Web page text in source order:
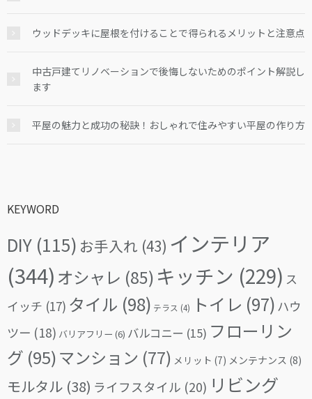
ウッドデッキに屋根を付けることで得られるメリットと注意点
中古戸建てリノベーションで後悔しないためのポイント解説し
ます
平屋の魅力と成功の秘訣！おしゃれで住みやすい平屋の作り方
KEYWORD
DIY (115) お手入れ (43) インテリア
(344) オシャレ (85) キッチン (229) ス
イッチ (17) タイル (98) テラス (4) トイレ (97) ハウ
ツー (18) バリアフリー (6) バルコニー (15) フローリン
グ (95)マンション (77) メリット (7) メンテナンス (8)
モルタル (38) ライフスタイル (20) リビング